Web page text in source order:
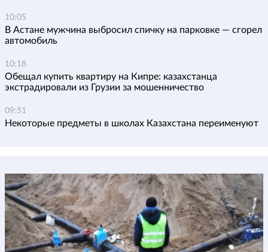
10:05
В Астане мужчина выбросил спичку на парковке — сгорел
автомобиль
10:18
Обещал купить квартиру на Кипре: казахстанца
экстрадировали из Грузии за мошенничество
09:51
Некоторые предметы в школах Казахстана переименуют